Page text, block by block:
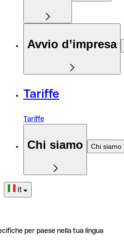
Avvio d’impresa
Tariffe
Tariffe
Chi siamo Chi siamo
it
per paese nella tua lingua